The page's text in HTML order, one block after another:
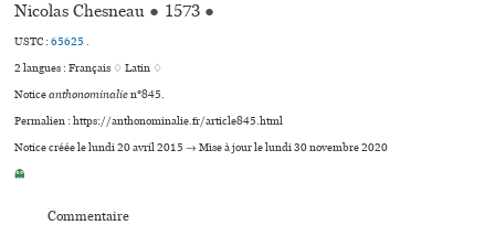
Nicolas Chesneau ● 1573 ●
USTC :65625.
2 langues :Français ♢Latin ♢
Noticeanthonominalien°845.
Permalien : https://anthonominalie.fr/article845.html
Notice créée le lundi 20 avril 2015 → Mise à jour le lundi 30 novembre 2020
👻
Commentaire